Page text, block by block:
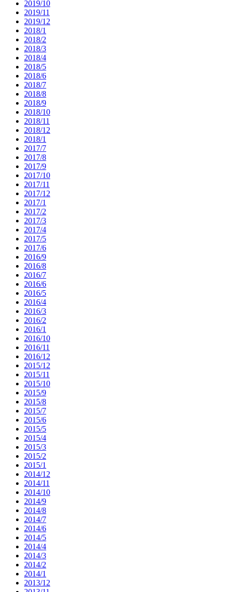
2019/10
2019/11
2019/12
2018/1
2018/2
2018/3
2018/4
2018/5
2018/6
2018/7
2018/8
2018/9
2018/10
2018/11
2018/12
2018/1
2017/7
2017/8
2017/9
2017/10
2017/11
2017/12
2017/1
2017/2
2017/3
2017/4
2017/5
2017/6
2016/9
2016/8
2016/7
2016/6
2016/5
2016/4
2016/3
2016/2
2016/1
2016/10
2016/11
2016/12
2015/12
2015/11
2015/10
2015/9
2015/8
2015/7
2015/6
2015/5
2015/4
2015/3
2015/2
2015/1
2014/12
2014/11
2014/10
2014/9
2014/8
2014/7
2014/6
2014/5
2014/4
2014/3
2014/2
2014/1
2013/12